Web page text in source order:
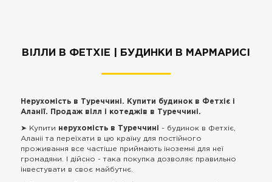
ВІЛЛИ В ФЕТХІЕ | БУДИНКИ В МАРМАРИСІ
Нерухомість в Туреччині. Купити будинок в Фетхіє і
Аланії. Продаж вілл і котеджів в Туреччині.
➤ Купити нерухомість в Туреччині - будинок в Фетхіє,
Аланіі та переїхати в цю країну для постійного
проживання все частіше приймають іноземні для неї
громадяни. І дійсно - така покупка дозволяє правильно
інвестувати в своє майбутнє.